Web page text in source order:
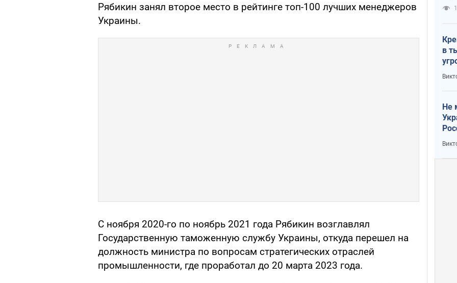
Рябикин занял второе место в рейтинге топ-100 лучших менеджеров
Украины.
С ноября 2020-го по ноябрь 2021 года Рябикин возглавлял
Государственную таможенную службу Украины, откуда перешел на
должность министра по вопросам стратегических отраслей
промышленности, где проработал до 20 марта 2023 года.
в
Не